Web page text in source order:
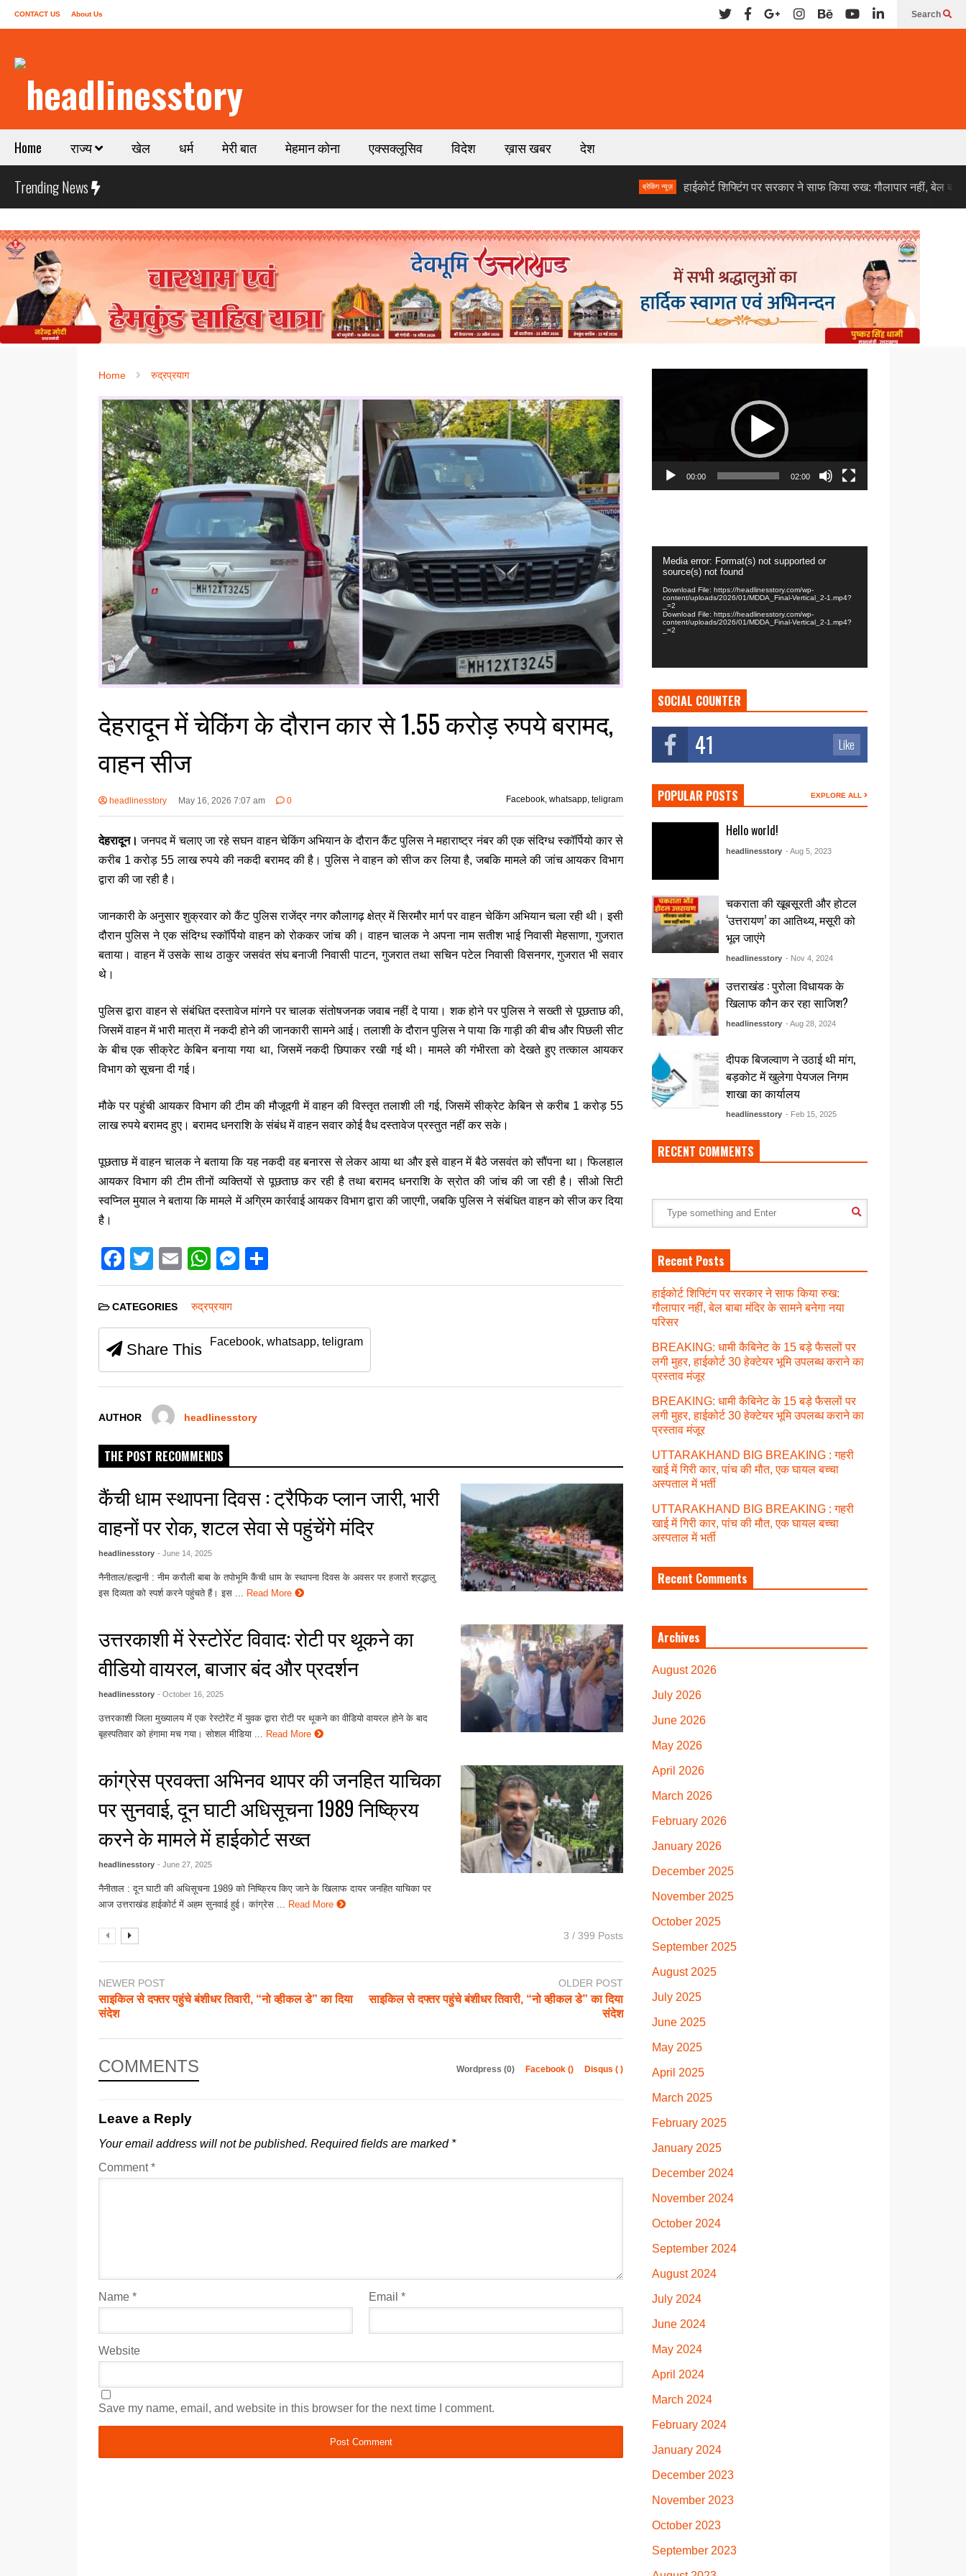
CONTACT US About Us Search
Home राज्य खेल धर्म मेरी बात मेहमान कोना एक्सक्लूसिव विदेश ख़ास खबर देश
Trending News हाईकोर्ट शिफ्टिंग पर सरकार ने साफ किया रुख: गौलापार नहीं, बेल बाबा मंदिर के
Home रुद्रप्रयाग
देहरादून में चेकिंग के दौरान कार से 1.55 करोड़ रुपये बरामद,
वाहन सीज
headlinesstory May 16, 2026 7:07 am 0 Facebook, whatsapp, teligram
देहरादून। जनपद में चलाए जा रहे सघन वाहन चेकिंग अभियान के दौरान कैंट पुलिस ने महाराष्ट्र नंबर की एक संदिग्ध स्कॉर्पियो कार से
करीब 1 करोड़ 55 लाख रुपये की नकदी बरामद की है। पुलिस ने वाहन को सीज कर लिया है, जबकि मामले की जांच आयकर विभाग
द्वारा की जा रही है।
जानकारी के अनुसार शुक्रवार को कैंट पुलिस राजेंद्र नगर कौलागढ़ क्षेत्र में सिरमौर मार्ग पर वाहन चेकिंग अभियान चला रही थी। इसी
दौरान पुलिस ने एक संदिग्ध स्कॉर्पियो वाहन को रोककर जांच की। वाहन चालक ने अपना नाम सतीश भाई निवासी मेहसाणा, गुजरात
बताया। वाहन में उसके साथ ठाकुर जसवंत संघ बनाजी निवासी पाटन, गुजरात तथा सचिन पटेल निवासी विसनगर, गुजरात भी सवार
थे।
पुलिस द्वारा वाहन से संबंधित दस्तावेज मांगने पर चालक संतोषजनक जवाब नहीं दे पाया। शक होने पर पुलिस ने सख्ती से पूछताछ की,
जिसमें वाहन में भारी मात्रा में नकदी होने की जानकारी सामने आई। तलाशी के दौरान पुलिस ने पाया कि गाड़ी की बीच और पिछली सीट
के बीच एक सीक्रेट केबिन बनाया गया था, जिसमें नकदी छिपाकर रखी गई थी। मामले की गंभीरता को देखते हुए तत्काल आयकर
विभाग को सूचना दी गई।
मौके पर पहुंची आयकर विभाग की टीम की मौजूदगी में वाहन की विस्तृत तलाशी ली गई, जिसमें सीक्रेट केबिन से करीब 1 करोड़ 55
लाख रुपये बरामद हुए। बरामद धनराशि के संबंध में वाहन सवार कोई वैध दस्तावेज प्रस्तुत नहीं कर सके।
पूछताछ में वाहन चालक ने बताया कि यह नकदी वह बनारस से लेकर आया था और इसे वाहन में बैठे जसवंत को सौंपना था। फिलहाल
आयकर विभाग की टीम तीनों व्यक्तियों से पूछताछ कर रही है तथा बरामद धनराशि के स्रोत की जांच की जा रही है। सीओ सिटी
स्वप्निल मुयाल ने बताया कि मामले में अग्रिम कार्रवाई आयकर विभाग द्वारा की जाएगी, जबकि पुलिस ने संबंधित वाहन को सीज कर दिया
है।
F
a
c
e
b
o
k
T
wi
tt
er
E
m
ail
W
h
at
s
A
p
M
e
e
n
g
h
e
CATEGORIES रुद्रप्रयाग
Share This Facebook, whatsapp, teligram
AUTHOR headlinesstory
THE POST RECOMMENDS
कैंची धाम स्थापना दिवस : ट्रैफिक प्लान जारी, भारी
वाहनों पर रोक, शटल सेवा से पहुंचेंगे मंदिर
headlinesstory - June 14, 2025
नैनीताल/हल्द्वानी : नीम करौली बाबा के तपोभूमि कैंची धाम के स्थापना दिवस के अवसर पर हजारों श्रद्धालु
इस दिव्यता को स्पर्श करने पहुंचते हैं। इस ... Read More
उत्तरकाशी में रेस्टोरेंट विवाद: रोटी पर थूकने का
वीडियो वायरल, बाजार बंद और प्रदर्शन
headlinesstory - October 16, 2025
उत्तरकाशी जिला मुख्यालय में एक रेस्टोरेंट में युवक द्वारा रोटी पर थूकने का वीडियो वायरल होने के बाद
बृहस्पतिवार को हंगामा मच गया। सोशल मीडिया ... Read More
कांग्रेस प्रवक्ता अभिनव थापर की जनहित याचिका
पर सुनवाई, दून घाटी अधिसूचना 1989 निष्क्रिय
करने के मामले में हाईकोर्ट सख्त
headlinesstory - June 27, 2025
नैनीताल : दून घाटी की अधिसूचना 1989 को निष्क्रिय किए जाने के खिलाफ दायर जनहित याचिका पर
आज उत्तराखंड हाईकोर्ट में अहम सुनवाई हुई। कांग्रेस ... Read More
3 / 399 Posts
NEWER POST
साइकिल से दफ्तर पहुंचे बंशीधर तिवारी, “नो व्हीकल डे” का दिया
संदेश
OLDER POST
साइकिल से दफ्तर पहुंचे बंशीधर तिवारी, “नो व्हीकल डे” का दिया
संदेश
COMMENTS Wordpress (0) Facebook () Disqus ( )
Leave a Reply
Your email address will not be published. Required fields are marked *
Comment*
Name * Email *
Website
Save my name, email, and website in this browser for the next time I comment.
00:00 02:00
Player
Media error: Format(s) not supported or
source(s) not found
Download File: https://headlinesstory.com/wp-
content/uploads/2026/01/MDDA_Final-Vertical_2-1.mp4?
_=2
Download File: https://headlinesstory.com/wp-
content/uploads/2026/01/MDDA_Final-Vertical_2-1.mp4?
_=2
SOCIAL COUNTER
41 Like
POPULAR POSTS EXPLORE ALL
Hello world!
headlinesstory - Aug 5, 2023
चकराता की खूबसूरती और होटल
‘उत्तरायण’ का आतिथ्य, मसूरी को
भूल जाएंगे
headlinesstory - Nov 4, 2024
उत्तराखंड : पुरोला विधायक के
खिलाफ कौन कर रहा साजिश?
headlinesstory - Aug 28, 2024
दीपक बिजल्वाण ने उठाई थी मांग,
बड़कोट में खुलेगा पेयजल निगम
शाखा का कार्यालय
headlinesstory - Feb 15, 2025
RECENT COMMENTS
Recent Posts
हाईकोर्ट शिफ्टिंग पर सरकार ने साफ किया रुख:
गौलापार नहीं, बेल बाबा मंदिर के सामने बनेगा नया
परिसर
BREAKING: धामी कैबिनेट के 15 बड़े फैसलों पर
लगी मुहर, हाईकोर्ट 30 हेक्टेयर भूमि उपलब्ध कराने का
प्रस्ताव मंजूर
BREAKING: धामी कैबिनेट के 15 बड़े फैसलों पर
लगी मुहर, हाईकोर्ट 30 हेक्टेयर भूमि उपलब्ध कराने का
प्रस्ताव मंजूर
UTTARAKHAND BIG BREAKING : गहरी
खाई में गिरी कार, पांच की मौत, एक घायल बच्चा
अस्पताल में भर्ती
UTTARAKHAND BIG BREAKING : गहरी
खाई में गिरी कार, पांच की मौत, एक घायल बच्चा
अस्पताल में भर्ती
Recent Comments
Archives
August 2026
July 2026
June 2026
May 2026
April 2026
March 2026
February 2026
January 2026
December 2025
November 2025
October 2025
September 2025
August 2025
July 2025
June 2025
May 2025
April 2025
March 2025
February 2025
January 2025
December 2024
November 2024
October 2024
September 2024
August 2024
July 2024
June 2024
May 2024
April 2024
March 2024
February 2024
January 2024
December 2023
November 2023
October 2023
September 2023